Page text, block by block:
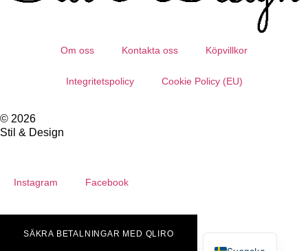
Om oss Kontakta oss Köpvillkor
Integritetspolicy Cookie Policy (EU)
© 2026
Stil & Design
Instagram Facebook
SÄKRA BETALNINGAR MED QLIRO